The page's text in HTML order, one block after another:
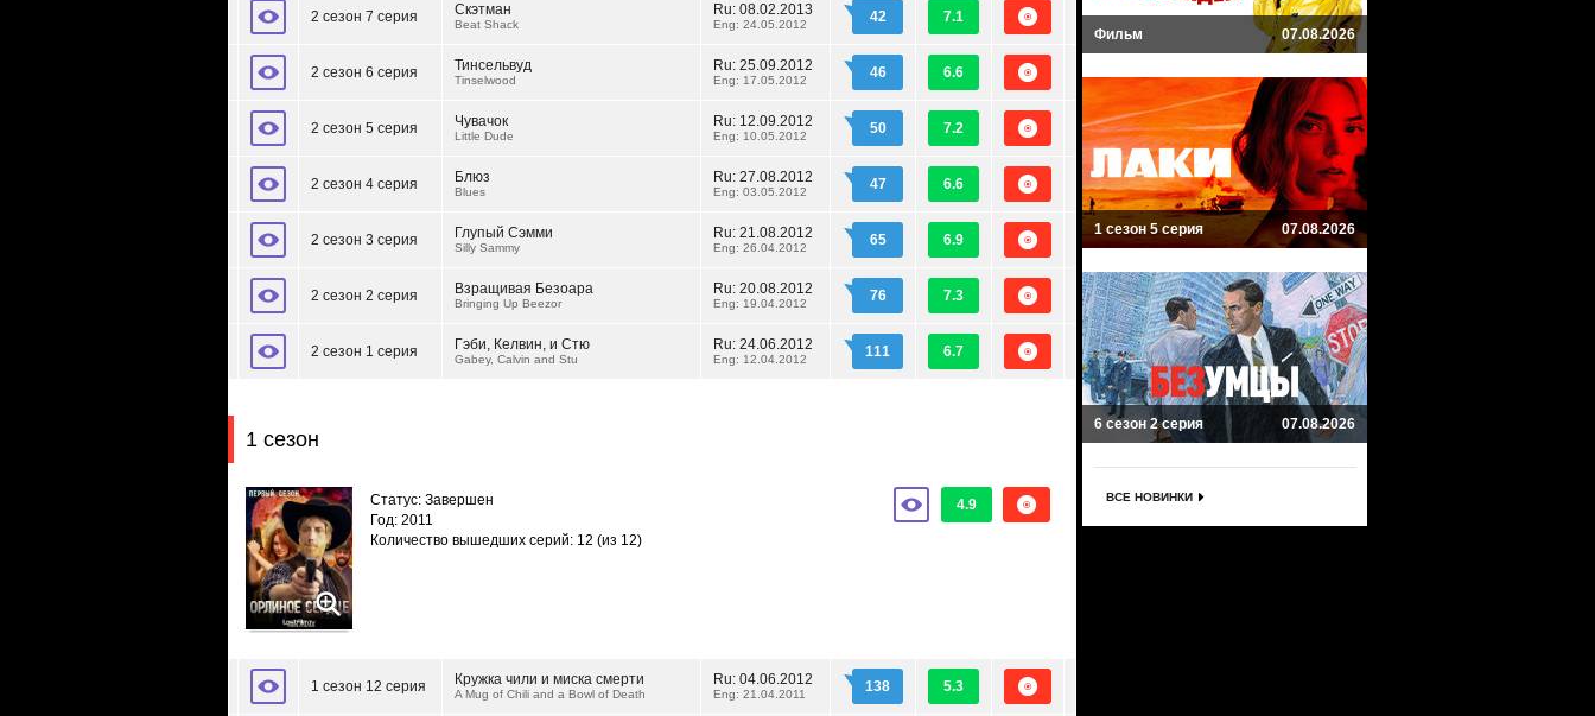
2 сезон 7 серия Скэтман
Beat Shack
Ru: 08.02.2013
Eng: 24.05.2012 42 7.1
2 сезон 6 серия Тинсельвуд
Tinselwood
Ru: 25.09.2012
Eng: 17.05.2012 46 6.6
2 сезон 5 серия Чувачок
Little Dude
Ru: 12.09.2012
Eng: 10.05.2012 50 7.2
2 сезон 4 серия Блюз
Blues
Ru: 27.08.2012
Eng: 03.05.2012 47 6.6
2 сезон 3 серия Глупый Сэмми
Silly Sammy
Ru: 21.08.2012
Eng: 26.04.2012 65 6.9
2 сезон 2 серия Взращивая Безоара
Bringing Up Beezor
Ru: 20.08.2012
Eng: 19.04.2012 76 7.3
2 сезон 1 серия Гэби, Келвин, и Стю
Gabey, Calvin and Stu
Ru: 24.06.2012
Eng: 12.04.2012 111 6.7
1 сезон
4.9
Статус: Завершен
Год: 2011
Количество вышедших серий: 12 (из 12)
1 сезон 12 серия Кружка чили и миска смерти
A Mug of Chili and a Bowl of Death
Ru: 04.06.2012
Eng: 21.04.2011 138 5.3
Фильм 07.08.2026
1 сезон 5 серия 07.08.2026
6 сезон 2 серия 07.08.2026
ВСЕ НОВИНКИ